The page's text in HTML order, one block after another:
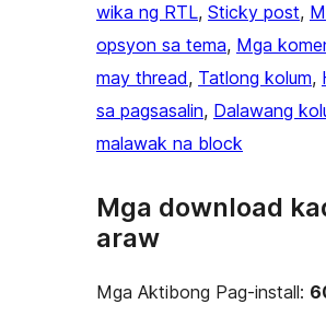
wika ng RTL, Sticky post,
opsyon sa tema, Mga
may thread, Tatlong kolum,
sa pagsasalin, Dalawang
malawak na block
Mga download
araw
Mga Aktibong Pag-install: